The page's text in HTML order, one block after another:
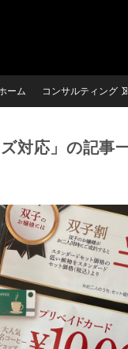
ーム コンサルティング
ズ対応」の記事